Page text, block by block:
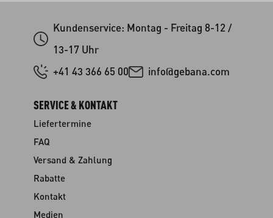
Kundenservice: Montag - Freitag 8-12 /
13-17 Uhr
+41 43 366 65 00
info@gebana.com
SERVICE & KONTAKT
Liefertermine
FAQ
Versand & Zahlung
Rabatte
Kontakt
Medien